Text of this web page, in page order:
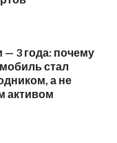
— 3 года: почему
стал
а не
активом